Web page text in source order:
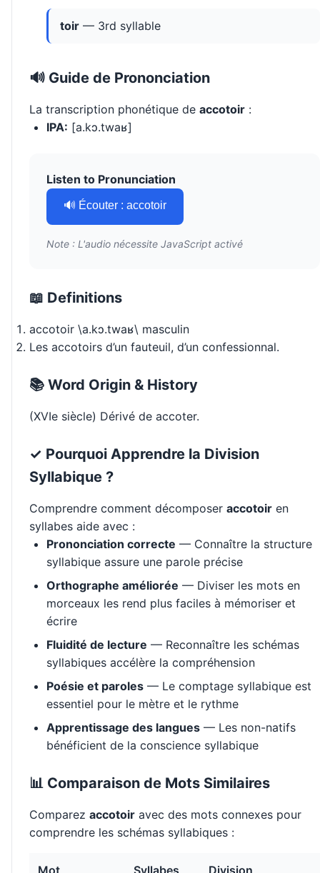
toir — 3rd syllable
🔊 Guide de Prononciation
La transcription phonétique de accotoir :
IPA: [a.kɔ.twaʁ]
Listen to Pronunciation
🔊 Écouter : accotoir
Note : L'audio nécessite JavaScript activé
📖 Definitions
accotoir \a.kɔ.twaʁ\ masculin
Les accotoirs d’un fauteuil, d’un confessionnal.
📚 Word Origin & History
(XVIe siècle) Dérivé de accoter.
✓ Pourquoi Apprendre la Division
Syllabique ?
Comprendre comment décomposer accotoir en
syllabes aide avec :
Prononciation correcte — Connaître la structure
syllabique assure une parole précise
Orthographe améliorée — Diviser les mots en
morceaux les rend plus faciles à mémoriser et
écrire
Fluidité de lecture — Reconnaître les schémas
syllabiques accélère la compréhension
Poésie et paroles — Le comptage syllabique est
essentiel pour le mètre et le rythme
Apprentissage des langues — Les non-natifs
bénéficient de la conscience syllabique
📊 Comparaison de Mots Similaires
Comparez accotoir avec des mots connexes pour
comprendre les schémas syllabiques :